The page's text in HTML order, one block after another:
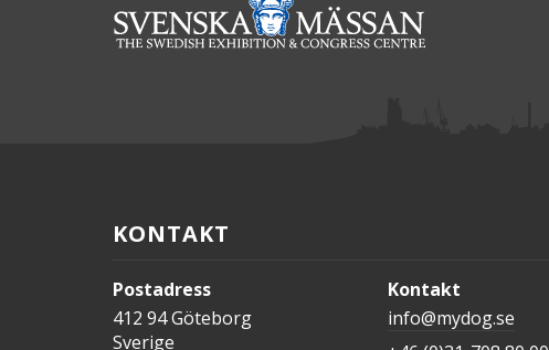
KONTAKT
Postadress
412 94 Göteborg
Sverige
Kontakt
info@mydog.se